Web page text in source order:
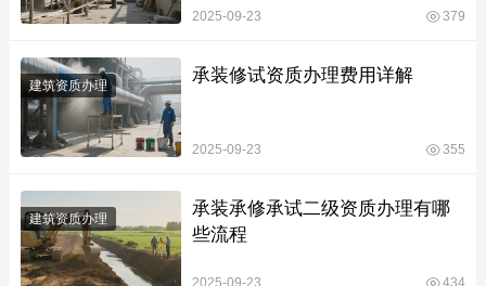
2025-09-23 379
建筑资质办理 承装修试资质办理费用详解
2025-09-23 355
建筑资质办理
承装承修承试二级资质办理有哪
些流程
2025-09-23 434